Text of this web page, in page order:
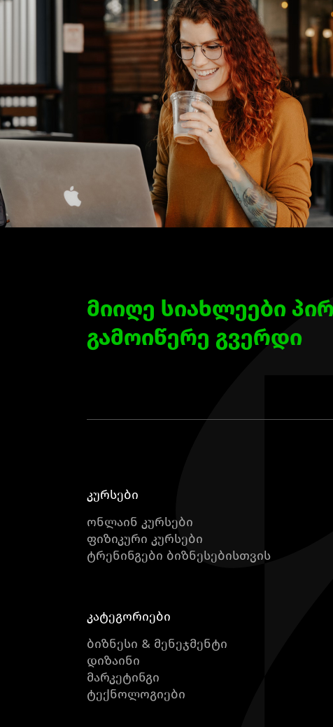
მიიღე სიახლეები
გამოიწერე გვერდი
კურსები
ონლაინ კურსები
ფიზიკური კურსები
ტრენინგები ბიზნესებისთვის
კატეგორიები
ბიზნესი & მენეჯმენტი
დიზაინი
მარკეტინგი
ტექნოლოგიები